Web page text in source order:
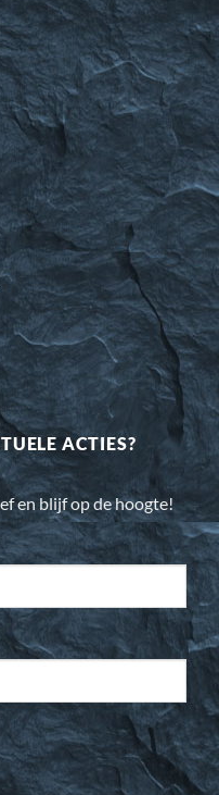
ACTIES?
en blijf op de hoogte!